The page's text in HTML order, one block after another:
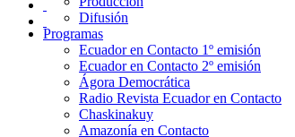
Difusión
Programas
Ecuador en Contacto 1º emisión
Ecuador en Contacto 2º emisión
Ágora Democrática
Radio Revista Ecuador en Contacto
Chaskinakuy
Amazonía en Contacto